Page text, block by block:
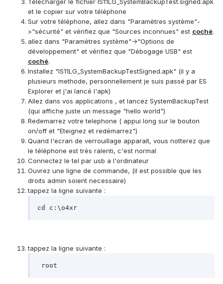
Télécharger le fichier IS11LG_SystemBackupTest.signed.apk
et le copier sur votre téléphone
Sur votre téléphone, allez dans "Paramètres système"-
>"sécurité" et vérifiez que "Sources inconnues" est coché.
allez dans "Paramètres système"->"Options de
développement" et vérifiez que "Débogage USB" est
coché.
Installez "IS11LG_SystemBackupTestSigned.apk" (il y a
plusieurs methode, personnellement je suis passé par ES
Explorer et j'ai lancé l'apk)
Allez dans vos applications , et lancez SystemBackupTest
(qui affiche juste un message "hello world")
Redemarrez votre telephone ( appui long sur le bouton
on/off et "Eteignez et redémarrez")
Quand l'ecran de verrouillage apparait, vous notterez que
le téléphone est très ralenti, c'est normal
Connectez le tel par usb a l'ordinateur
Ouvrez une ligne de commande, (il est possible que les
droits admin soient necessaire)
tappez la ligne suivante :
cd c:\o4xr
tappez la ligne suivante :
root